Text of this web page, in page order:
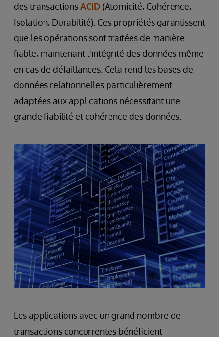
des transactionsACID (Atomicité, Cohérence,
Isolation, Durabilité). Ces propriétés garantissent
que les opérations sont traitées de manière
fiable, maintenant l'intégrité des données même
en cas de défaillances. Cela rend les bases de
données relationnelles particulièrement
adaptées aux applications nécessitant une
grande fiabilité et cohérence des données.
Les applications avec un grand nombre de
transactions concurrentes bénéficient